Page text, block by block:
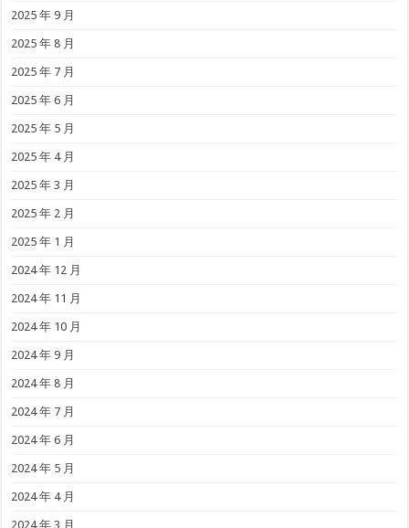
2025 年 9 月
2025 年 8 月
2025 年 7 月
2025 年 6 月
2025 年 5 月
2025 年 4 月
2025 年 3 月
2025 年 2 月
2025 年 1 月
2024 年 12 月
2024 年 11 月
2024 年 10 月
2024 年 9 月
2024 年 8 月
2024 年 7 月
2024 年 6 月
2024 年 5 月
2024 年 4 月
2024 年 3 月